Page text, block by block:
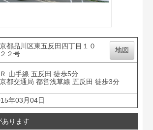
都品川区東五反田四丁目１０
２号
地図
Ｒ 山手線 五反田 徒歩5分
都交通局 都営浅草線 五反田 徒歩3分
年03月04日
あります